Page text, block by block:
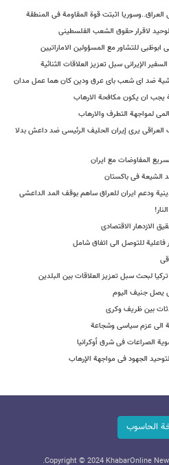
اثبتت قوة المقاومة فی المنطقة
لاقرار حقوق الشعب الفلسطینی
ابوظبی للتشاور مع المسؤولین الاماراتیین
الإیرانی سبل تعزیز العلاقات الثنائیة
ضد ای شعب بای عرق ودین کان هما عمل مدان
یجب ان یکون مکافحة الارهاب
لمواجهة التطرف والارهاب
یری إیران الحلیف الرئیسی ضد داعش بدلا
المفاوضات مع ایران
الشیعة فی باکستان
ودعم ایران للعراق ساهم بوقف المد الداعشی
الازدهار الاقتصادی
فاعلیة للتوصل الی اتفاق شامل
لبحث سبل تعزیز العلاقات بین البلدین
یصل جنیف الیوم
بین ظریف وکری
الی عزم سیاسی وشجاعة
الصراعات فی شرق أوکرانیا
الجهود فی مواجهة الإرهاب
الحاسوب
Copyright © 2024 KhabarOnline